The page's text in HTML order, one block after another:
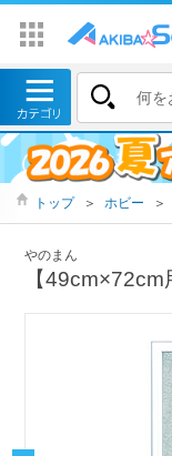
トップ ＞ ホビー ＞
やのまん
【